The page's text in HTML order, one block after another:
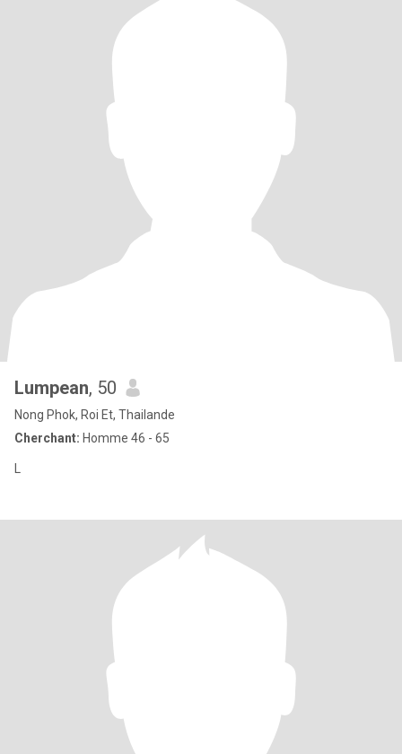
Lumpean, 50
Nong Phok, Roi Et, Thailande
Cherchant: Homme 46 - 65